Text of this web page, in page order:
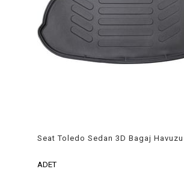
Seat Toledo Sedan 3D Bagaj Havuzu
ADET